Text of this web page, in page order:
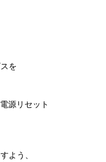
を
源リセット
よう、